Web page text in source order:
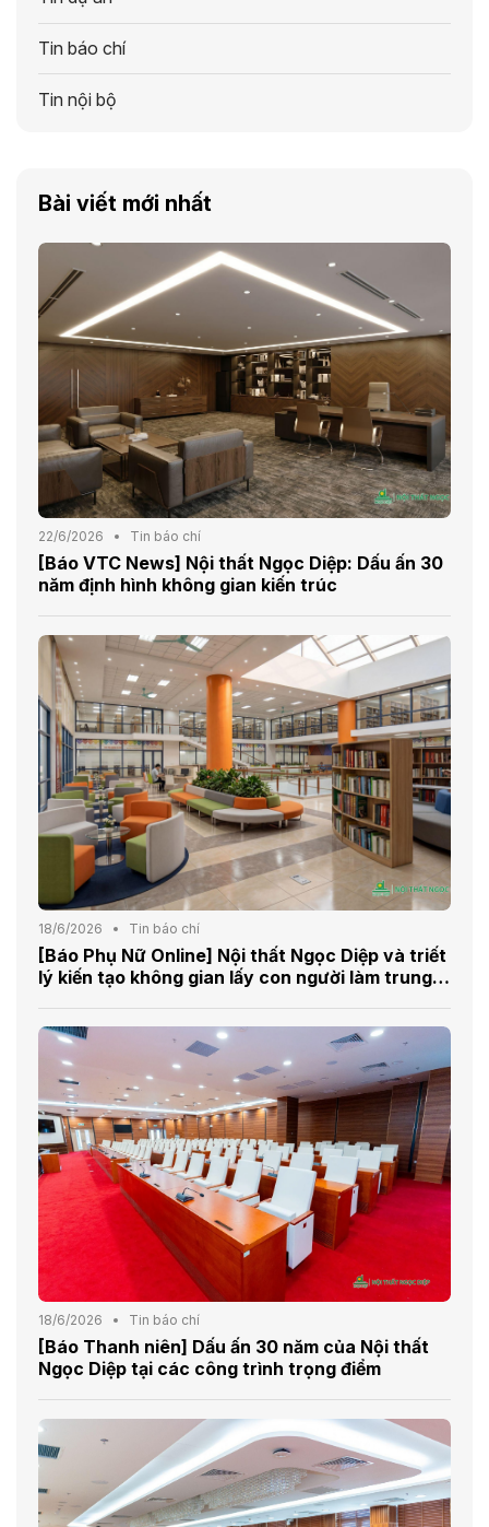
Tin báo chí
Tin nội bộ
Bài viết mới nhất
22/6/2026 Tin báo chí
[Báo VTC News] Nội thất Ngọc Diệp: Dấu ấn 30
năm định hình không gian kiến trúc
18/6/2026 Tin báo chí
[Báo Phụ Nữ Online] Nội thất Ngọc Diệp và triết
lý kiến tạo không gian lấy con người làm trung
18/6/2026 Tin báo chí
[Báo Thanh niên] Dấu ấn 30 năm của Nội thất
Ngọc Diệp tại các công trình trọng điểm